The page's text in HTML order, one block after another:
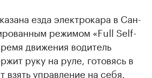
езда электрокара в Сан-
режимом «Full Self-
движения водитель
руку на руле, готовясь в
управление на себя.